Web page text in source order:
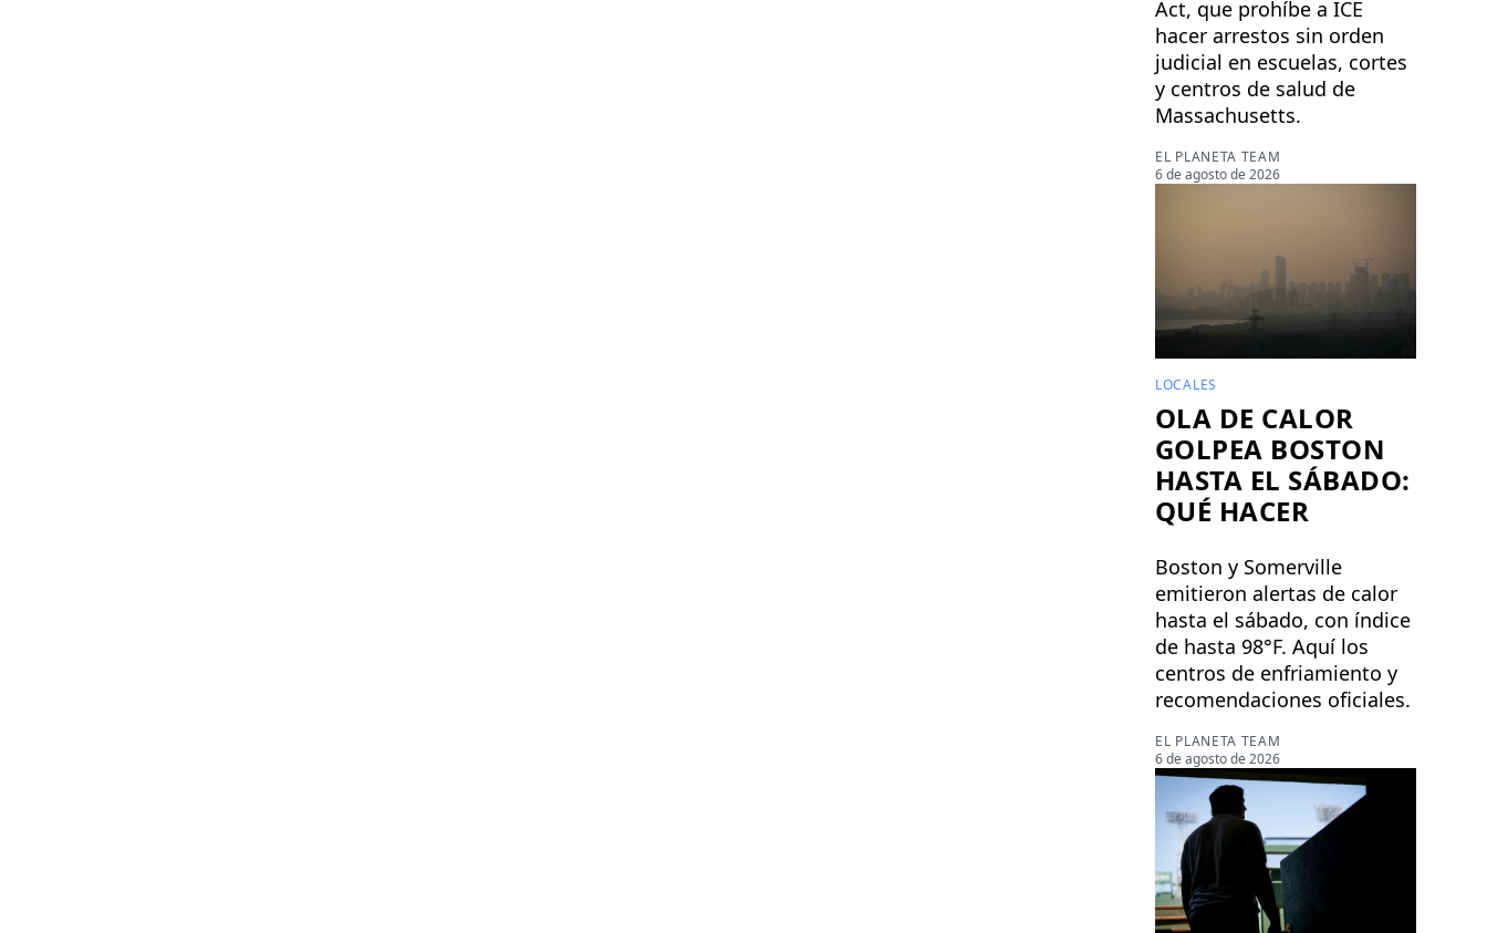
Act, que prohíbe a ICE
hacer arrestos sin orden
judicial en escuelas, cortes
y centros de salud de
Massachusetts.
EL PLANETA TEAM
6 de agosto de 2026
LOCALES
OLA DE CALOR
GOLPEA BOSTON
HASTA EL SÁBADO:
QUÉ HACER
Boston y Somerville
emitieron alertas de calor
hasta el sábado, con índice
de hasta 98°F. Aquí los
centros de enfriamiento y
recomendaciones oficiales.
EL PLANETA TEAM
6 de agosto de 2026